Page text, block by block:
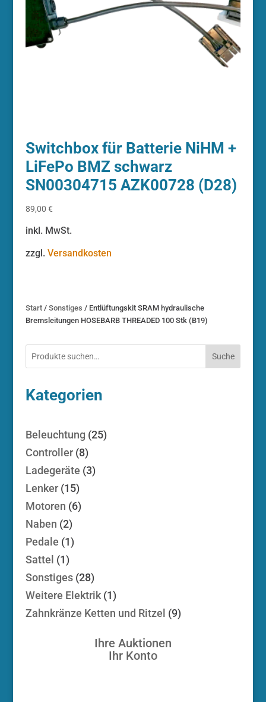
Switchbox für Batterie NiHM +
LiFePo BMZ schwarz
SN00304715 AZK00728 (D28)
89,00 €
inkl. MwSt.
zzgl. Versandkosten
Start/ Sonstiges / Entlüftungskit SRAM hydraulische
Bremsleitungen HOSEBARB THREADED 100 Stk (B19)
Suche
Kategorien
Beleuchtung 2525
Controller 88
Produkte
Ladegeräte 33
Lenker 1515
Produkte
Motoren 66
Naben 22
Produkte
Pedale 11
Sattel 11
Produkt
Sonstiges 2828
Produkte
Weitere Elektrik 11
Produkt
Zahnkränze Ketten und Ritzel 99
Ihre Auktionen
Ihr Konto